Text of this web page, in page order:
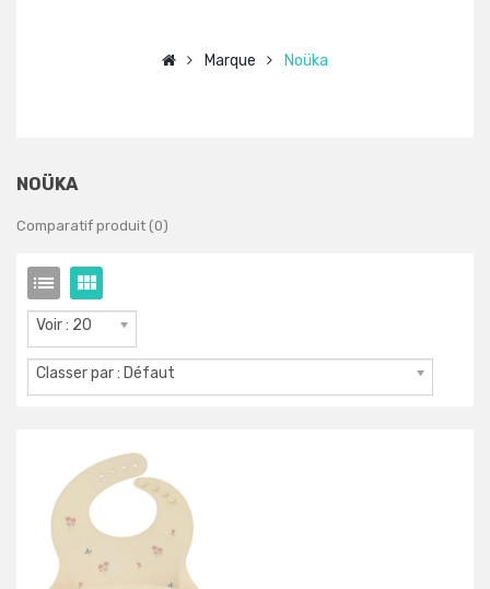
Marque Noüka
NOÜKA
Comparatif produit (0)
Voir : 20
Classer par : Défaut